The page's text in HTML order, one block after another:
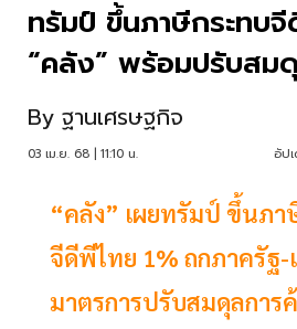
ทรัมป์ ขึ้นภาษีกระทบ
“คลัง” พร้อมปรับสม
By ฐานเศรษฐกิจ
03 เม.ย. 68 | 11:10 น. อัป
“คลัง” เผยทรัมป์ ขึ้นภ
จีดีพีไทย 1% ถกภาครัฐ-
มาตรการปรับสมดุลการ